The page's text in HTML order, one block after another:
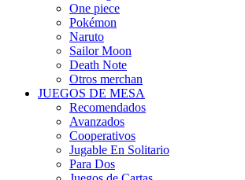
One piece
Pokémon
Naruto
Sailor Moon
Death Note
Otros merchan
JUEGOS DE MESA
Recomendados
Avanzados
Cooperativos
Jugable En Solitario
Para Dos